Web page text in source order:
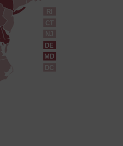
CT
DE
DC
MD
NJ
RI